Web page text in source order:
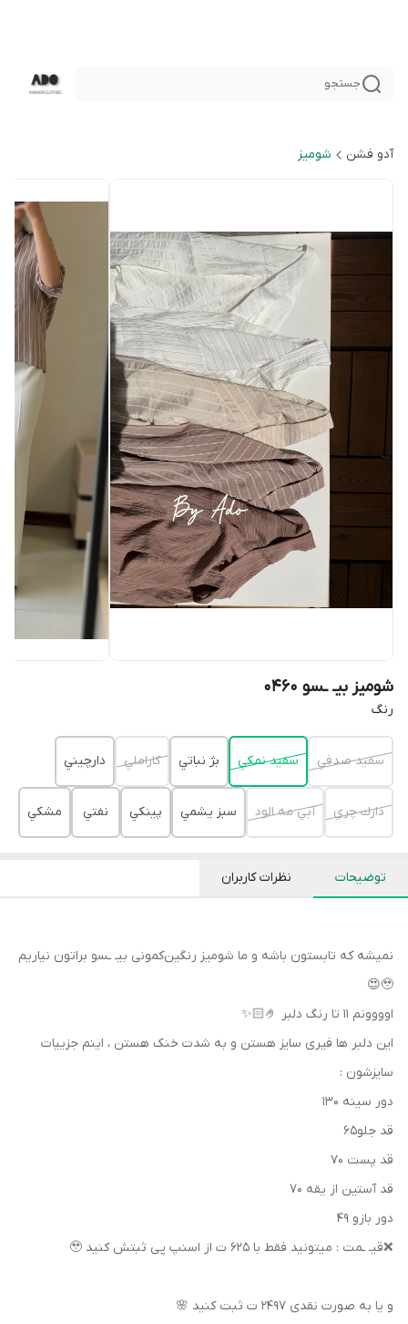
جستجو
آدو فشن شوميز
شوميز بيـ ـسو 0460
رنگ
سفيد صدفي سفيد نمكي بژ نباتي كاراملي دارچيني
دارك چري آبي مه الود سبز يشمي پينكي نفتي مشكي
توضیحات نظرات کاربران
نمیشه که تابستون باشه و‌ ما شومیز رنگین‌کمونی بیـ ـسو براتون نیاریم
🥹😍
اوووونم ۱۱ تا رنگ دلبر 🤌🏻✨
این دلبر ها فیری سایز هستن و به شدت خنک هستن ، اینم جزییات
سایزشون :
دور سینه ۱۳۰
قد جلو‌۶۵
قد پست ۷۰
قد آستین از یقه ۷۰
دور بازو‌ ۴۹
❌قیـ ـمت : میتونید فقط با ۶۲۵ ت از اسنپ پی ثبتش کنید 🥹
و یا به صورت نقدی ۲۴۹۷ ت ثبت کنید 🌸